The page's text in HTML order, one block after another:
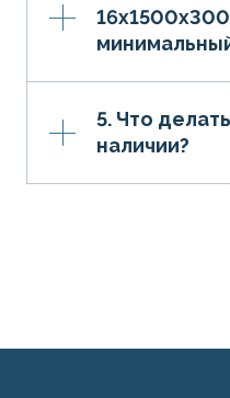
5. Что
наличии?